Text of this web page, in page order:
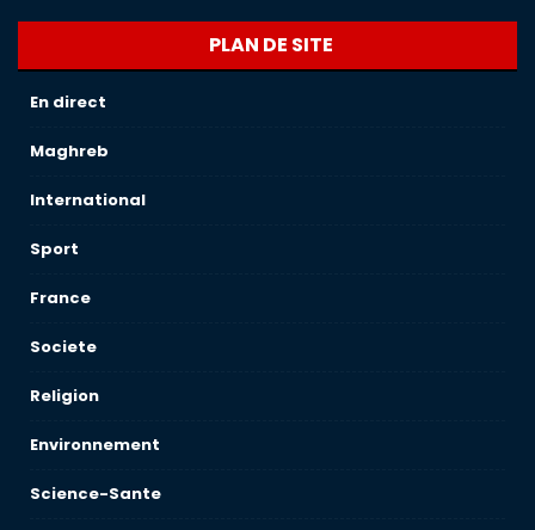
PLAN DE SITE
En direct
Maghreb
International
Sport
France
Societe
Religion
Environnement
Science-Sante